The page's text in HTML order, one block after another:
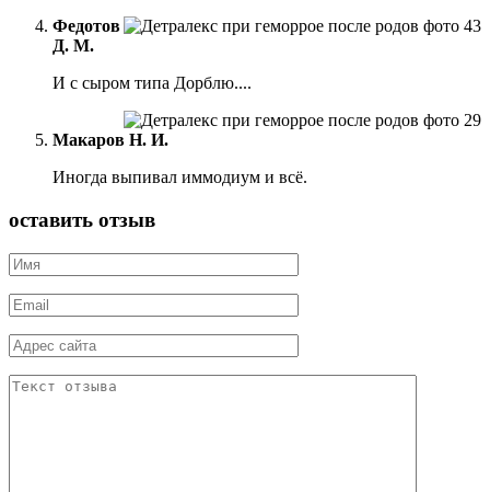
Федотов
Д. М.
И с сыром типа Дорблю....
Макаров Н. И.
Иногда выпивал иммодиум и всё.
оставить отзыв